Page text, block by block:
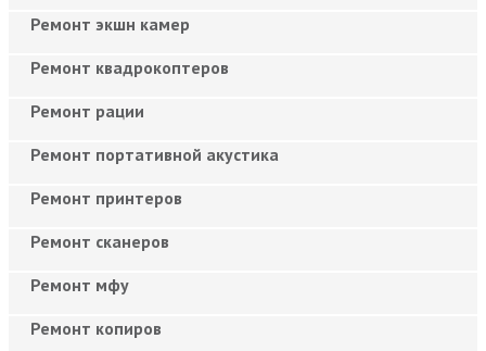
Ремонт экшн камер
Ремонт квадрокоптеров
Ремонт рации
Ремонт портативной акустика
Ремонт принтеров
Ремонт сканеров
Ремонт мфу
Ремонт копиров